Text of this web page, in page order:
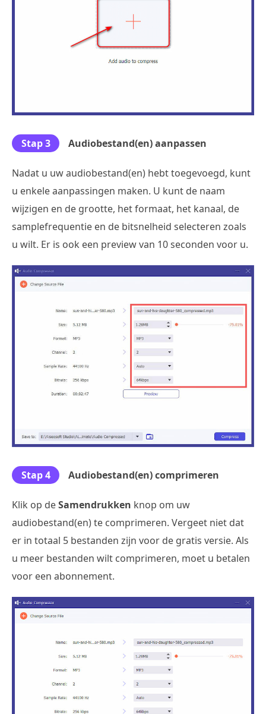
Stap 3 Audiobestand(en) aanpassen
Nadat u uw audiobestand(en) hebt toegevoegd, kunt
u enkele aanpassingen maken. U kunt de naam
wijzigen en de grootte, het formaat, het kanaal, de
samplefrequentie en de bitsnelheid selecteren zoals
u wilt. Er is ook een preview van 10 seconden voor u.
Stap 4 Audiobestand(en) comprimeren
Klik op deSamendrukken knop om uw
audiobestand(en) te comprimeren. Vergeet niet dat
er in totaal 5 bestanden zijn voor de gratis versie. Als
u meer bestanden wilt comprimeren, moet u betalen
voor een abonnement.